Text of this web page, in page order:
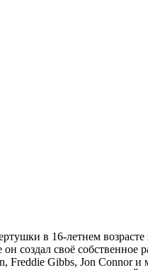
в 16-летнем возрасте
создал своё собственное
Freddie Gibbs, Jon Connorи